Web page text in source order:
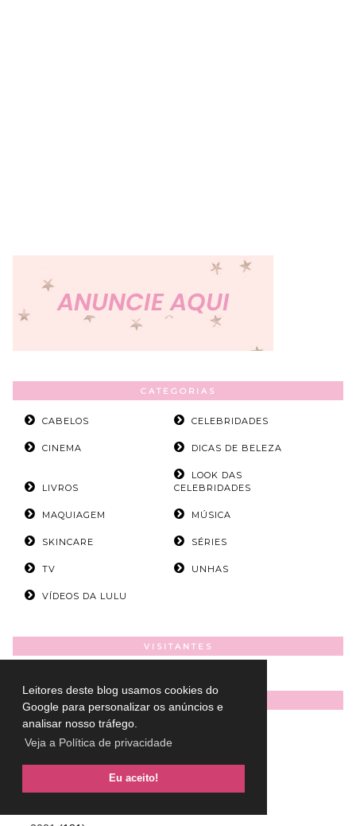
Leitores deste blog usamos cookies do
Google para personalizar os anúncios e
analisar nosso tráfego.
Veja a Política de privacidade
Eu aceito!
CATEGORIAS
CABELOS CELEBRIDADES
CINEMA DICAS DE BELEZA
LIVROS
LOOK DAS
CELEBRIDADES
MAQUIAGEM MÚSICA
SKINCARE SÉRIES
TV UNHAS
VÍDEOS DA LULU
VISITANTES
ARQUIVOS
►2026(76)
►2025 (122)
►2024(156)